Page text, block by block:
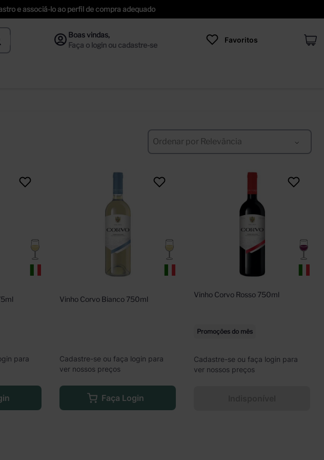
e associá-lo ao perfil de compra adequado
Favoritos
Ordenar por Relevância
para
Vinho Corvo Bianco 750ml
Cadastre-se ou faça login para
ver nossos preços
Faça Login
Vinho Corvo Rosso 750ml
Promoções do mês
Cadastre-se ou faça login para
ver nossos preços